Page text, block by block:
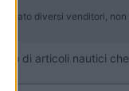
diversi venditori, non
di articoli nautici che